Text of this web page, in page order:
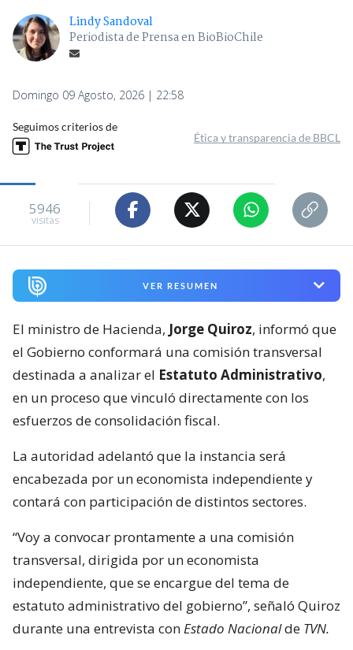
Lindy Sandoval
Periodista de Prensa en BioBioChile
Domingo 09 Agosto, 2026 | 22:58
Seguimos criterios de
Ética y transparencia de BBCL
5946
visitas
VER RESUMEN
El ministro de Hacienda, Jorge Quiroz, informó que
el Gobierno conformará una comisión transversal
destinada a analizar el Estatuto Administrativo,
en un proceso que vinculó directamente con los
esfuerzos de consolidación fiscal.
La autoridad adelantó que la instancia será
encabezada por un economista independiente y
contará con participación de distintos sectores.
“Voy a convocar prontamente a una comisión
transversal, dirigida por un economista
independiente, que se encargue del tema de
estatuto administrativo del gobierno”, señaló Quiroz
durante una entrevista con Estado Nacionalde TVN.